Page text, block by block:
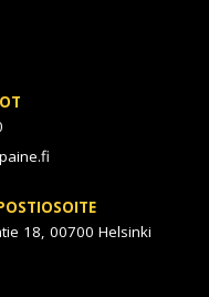
18, 00700 Helsinki